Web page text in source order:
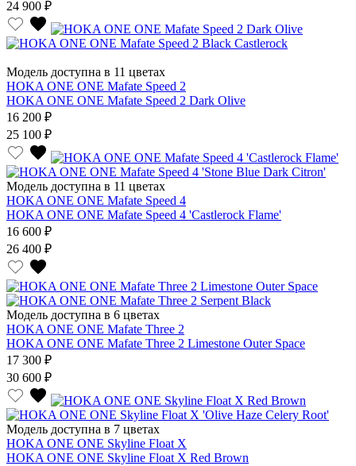
24 900 ₽
Модель доступна в 11 цветах
HOKA ONE ONE Mafate Speed 2
HOKA ONE ONE Mafate Speed 2 Dark Olive
16 200 ₽
25 100 ₽
Модель доступна в 11 цветах
HOKA ONE ONE Mafate Speed 4
HOKA ONE ONE Mafate Speed 4 'Castlerock Flame'
16 600 ₽
26 400 ₽
Модель доступна в 6 цветах
HOKA ONE ONE Mafate Three 2
HOKA ONE ONE Mafate Three 2 Limestone Outer Space
17 300 ₽
30 600 ₽
Модель доступна в 7 цветах
HOKA ONE ONE Skyline Float X
HOKA ONE ONE Skyline Float X Red Brown